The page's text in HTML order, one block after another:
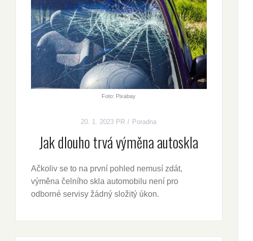
Foto: Pixabay
20. 1. 2023 PR Poradna
Jak dlouho trvá výměna autoskla
Ačkoliv se to na první pohled nemusí zdát,
výměna čelního skla automobilu není pro
odborné servisy žádný složitý úkon.